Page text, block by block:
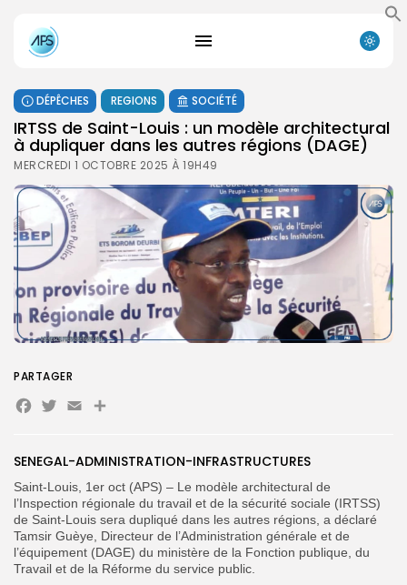
for:
Button
FR
DÉPÊCHES REGIONS SOCIÉTÉ
IRTSS de Saint-Louis : un modèle architectural
à dupliquer dans les autres régions (DAGE)
MERCREDI 1 OCTOBRE 2025 À 19H49
SENEGAL-ADMINISTRATION-INFRASTRUCTURES
Saint-Louis, 1er oct (APS) – Le modèle architectural de
l’Inspection régionale du travail et de la sécurité sociale (IRTSS)
de Saint-Louis sera dupliqué dans les autres régions, a déclaré
Tamsir Guèye, Directeur de l’Administration générale et de
l’équipement (DAGE) du ministère de la Fonction publique, du
Travail et de la Réforme du service public.
PARTAGER
Facebook
Twitter
EmailPartager